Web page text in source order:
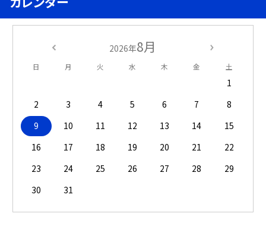
2026年8月
日 月 火 水 木 金 土
1
2
3 4 5 6 7
8
9
10 11 12 13 14
15
16
17 18 19 20 21
22
23
24 25 26 27 28
29
30
31